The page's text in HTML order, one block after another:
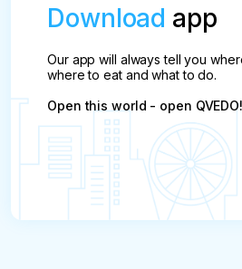
Download app
Our app will always tell you
where to eat and what to do.
Open this world - open